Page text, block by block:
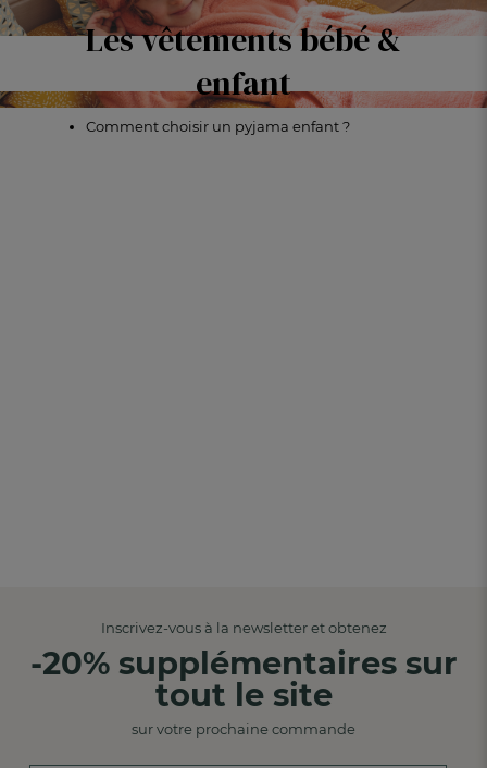
Les vêtements bébé &
enfant
Comment choisir un pyjama enfant ?
Inscrivez-vous à la newsletter et obtenez
-20% supplémentaires sur
tout le site
sur votre prochaine commande